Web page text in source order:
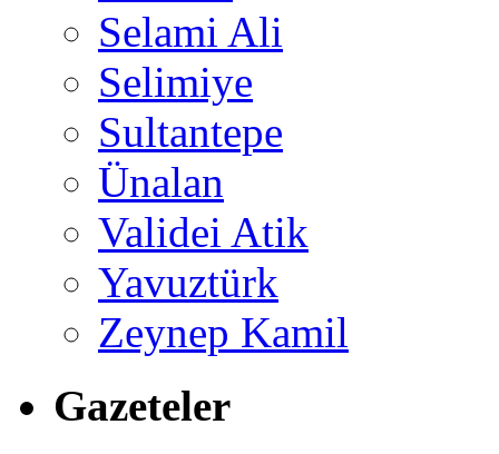
Selami Ali
Selimiye
Sultantepe
Ünalan
Validei Atik
Yavuztürk
Zeynep Kamil
Gazeteler